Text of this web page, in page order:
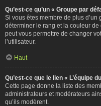
Qu’est-ce qu’un « Groupe par
Si vous êtes membre de plus
déterminer le rang et la couleur de
peut vous permettre de changer
l’utilisateur.
Haut
Qu’est-ce que le lien « L’équipe
Cette page donne la liste des
administrateurs et modérateurs
qu’ils modèrent.